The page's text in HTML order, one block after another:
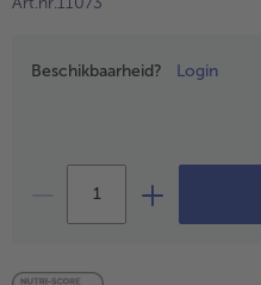
Prijsopgave
Beschikbaarheid? Login